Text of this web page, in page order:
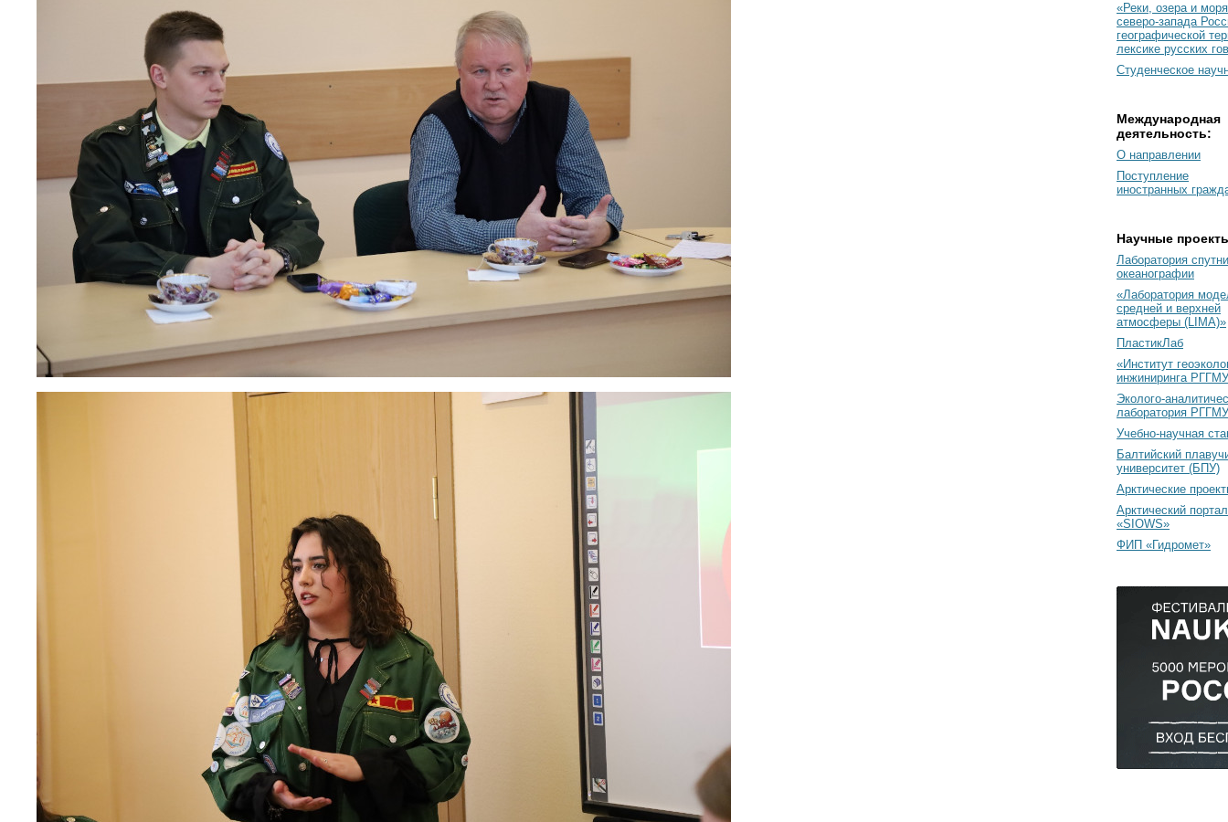
«Реки, озера и моря
северо-запада
географической
лексике русских
Студенческое
Международная
деятельность:
О направлении
Поступление
иностранных
Научные
Лаборатория
океанографии
«Лаборатория
средней и верхней
атмосферы (LIMA)»
ПластикЛаб
«Институт
инжиниринга
Эколого-
лаборатория РГГМУ
Учебно-научная
Балтийский
университет (БПУ)
Арктические
Арктический портал
«SIOWS»
ФИП «Гидромет»